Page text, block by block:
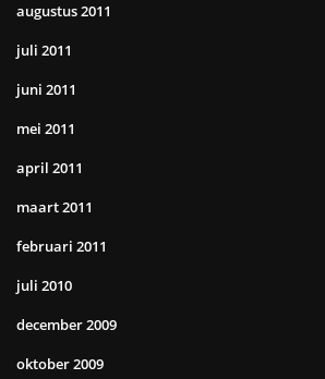
augustus 2011
juli 2011
juni 2011
mei 2011
april 2011
maart 2011
februari 2011
juli 2010
december 2009
oktober 2009